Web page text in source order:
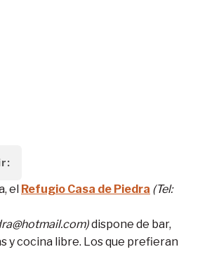
el Refugio Casa de Piedra (Tel:
dispone de bar,
y cocina libre. Los que prefieran